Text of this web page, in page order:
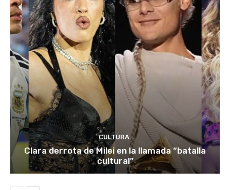
CULTURA
Clara derrota de Milei en la llamada “batalla
cultural”